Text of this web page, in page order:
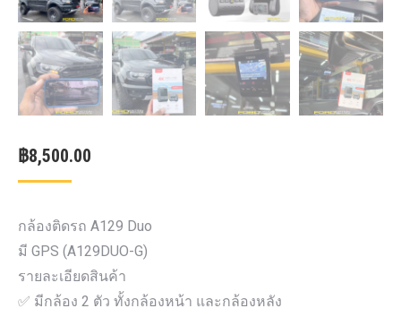
฿8,500.00
กล้องติดรถ A129 Duo
มี GPS (A129DUO-G)
รายละเอียดสินค้า
✅ มีกล้อง 2 ตัว ทั้งกล้องหน้า และกล้องหลัง